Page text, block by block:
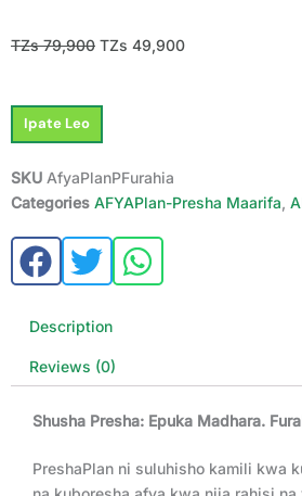
TZs79,900 Original
TZs 49,900Current
PreshaPlan
Furahia
Ipate Leo
SKU AfyaPlanPFurahia
Categories AFYAPlan-Presha Maarifa,
Description
Reviews (0)
Shusha Presha: Epuka Madhara.
PreshaPlan ni suluhisho kamili kwa